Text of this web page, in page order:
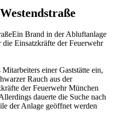
Ein Brand in der Abluftanlage
Einsatzkräfte der Feuerwehr
einer Gaststätte ein,
Rauch aus der
der Feuerwehr München
dauerte die Suche nach
der Anlage geöffnet werden